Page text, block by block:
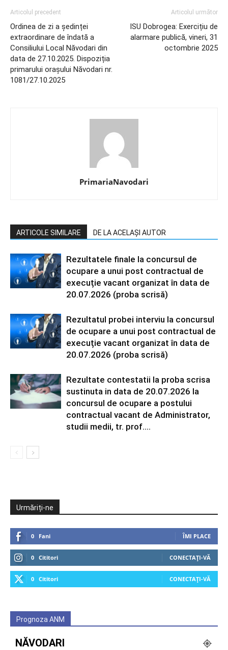
Articolul precedent
Ordinea de zi a ședinței
extraordinare de îndată a
Consiliului Local Năvodari din
data de 27.10.2025. Dispoziția
primarului orașului Năvodari nr.
1081/27.10.2025
Articolul următor
ISU Dobrogea: Exercițiu de
alarmare publică, vineri, 31
octombrie 2025
PrimariaNavodari
ARTICOLE SIMILARE DE LA ACELAȘI AUTOR
Rezultatele finale la concursul de
ocupare a unui post contractual de
execuție vacant organizat în data de
20.07.2026 (proba scrisă)
Rezultatul probei interviu la concursul
de ocupare a unui post contractual de
execuție vacant organizat în data de
20.07.2026 (proba scrisă)
Rezultate contestatii la proba scrisa
sustinuta in data de 20.07.2026 la
concursul de ocupare a postului
contractual vacant de Administrator,
studii medii, tr. prof....
Urmăriți-ne
0 Fani ÎMI PLACE
0 Cititori CONECTAȚI-VĂ
0 Cititori CONECTAȚI-VĂ
Prognoza ANM
NĂVODARI